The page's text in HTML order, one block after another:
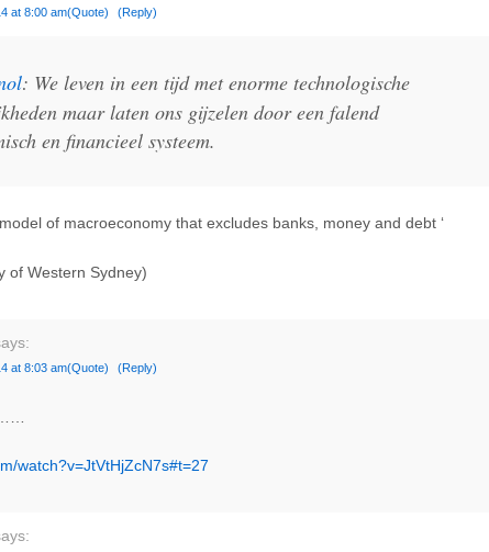
at 8:00 am(Quote) (Reply)
: We leven in een tijd met enorme technologische
maar laten ons gijzelen door een falend
en financieel systeem.
model of macroeconomy that excludes banks, money and debt ‘
of Western Sydney)
at 8:03 am(Quote) (Reply)
watch?v=JtVtHjZcN7s#t=27